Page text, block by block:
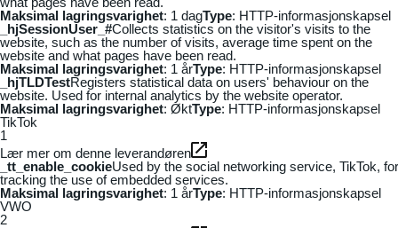
Maksimal lagringsvarighet: 1 dagType: HTTP-informasjonskapsel
_hjSessionUser_#Collects statistics on the visitor's visits to the
website, such as the number of visits, average time spent on the
website and what pages have been read.
Maksimal lagringsvarighet: 1 årType: HTTP-informasjonskapsel
_hjTLDTestRegisters statistical data on users' behaviour on the
website. Used for internal analytics by the website operator.
Maksimal lagringsvarighet: ØktType: HTTP-informasjonskapsel
TikTok
1
Lær mer om denne leverandøren
_tt_enable_cookieUsed by the social networking service, TikTok, for
tracking the use of embedded services.
Maksimal lagringsvarighet: 1 årType: HTTP-informasjonskapsel
VWO
2